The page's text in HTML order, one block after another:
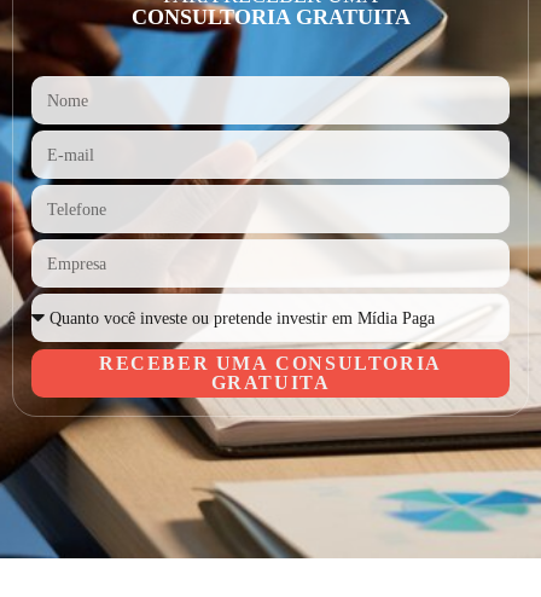
CONSULTORIA GRATUITA
RECEBER UMA CONSULTORIA
GRATUITA